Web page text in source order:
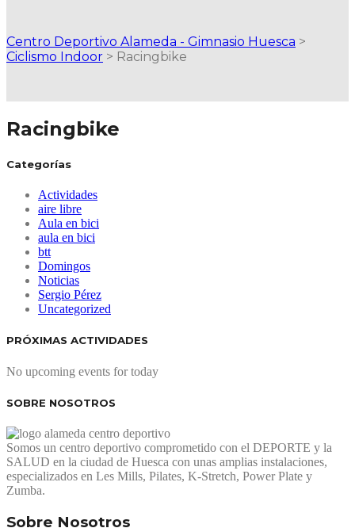
Centro Deportivo Alameda - Gimnasio Huesca >
Ciclismo Indoor > Racingbike
Racingbike
Categorías
Actividades
aire libre
Aula en bici
aula en bici
btt
Domingos
Noticias
Sergio Pérez
Uncategorized
PRÓXIMAS ACTIVIDADES
No upcoming events for today
SOBRE NOSOTROS
Somos un centro deportivo comprometido con el DEPORTE y la
SALUD en la ciudad de Huesca con unas amplias instalaciones,
especializados en Les Mills, Pilates, K-Stretch, Power Plate y
Zumba.
Sobre Nosotros